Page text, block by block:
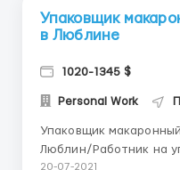
Упаковщик
в Люблине
1020-1345 $
Personal Work
Упаковщик
Люблин/Работник на
20-07-2021